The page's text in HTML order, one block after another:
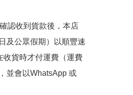
認收到貨款後，本店
及公眾假期）以順豐速
收貨時才付運費（運費
並會以WhatsApp 或